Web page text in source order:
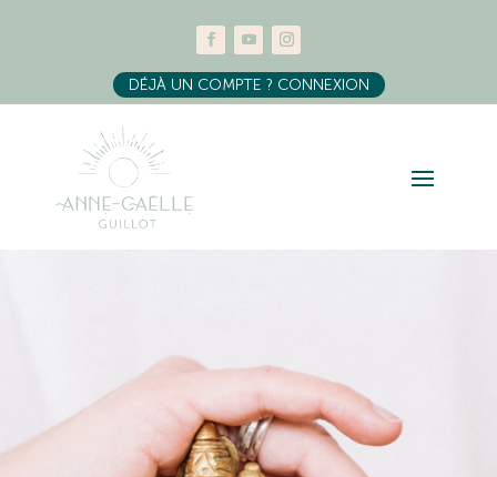
DÉJÀ UN COMPTE ? CONNEXION